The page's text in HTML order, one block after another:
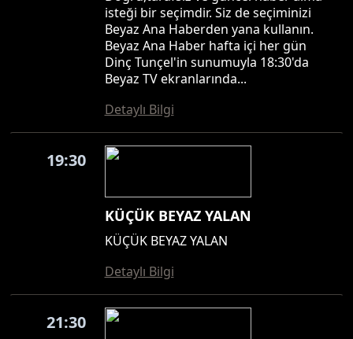
isteği bir seçimdir. Siz de seçiminizi
Beyaz Ana Haberden yana kullanın.
Beyaz Ana Haber hafta içi her gün
Dinç Tunçel'in sunumuyla 18:30'da
Beyaz TV ekranlarında...
Detaylı Bilgi
19:30
KÜÇÜK BEYAZ YALAN
KÜÇÜK BEYAZ YALAN
Detaylı Bilgi
21:30